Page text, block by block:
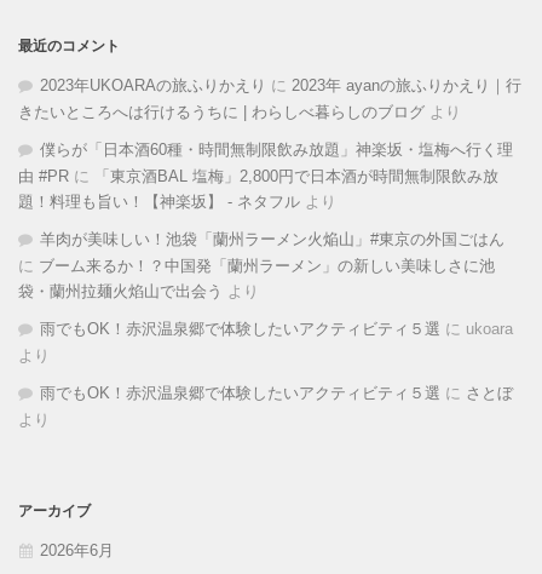
最近のコメント
2023年UKOARAの旅ふりかえり に 2023年 ayanの旅ふりかえり｜行
きたいところへは行けるうちに | わらしべ暮らしのブログ より
僕らが「日本酒60種・時間無制限飲み放題」神楽坂・塩梅へ行く理
由 #PR に
「東京酒BAL 塩梅」2,800円で日本酒が時間無制限飲み放
題！料理も旨い！【神楽坂】 - ネタフル より
羊肉が美味しい！池袋「蘭州ラーメン火焔山」#東京の外国ごはん
に ブーム来るか！？中国発「蘭州ラーメン」の新しい美味しさに池
袋・蘭州拉麺火焰山で出会う より
雨でもOK！赤沢温泉郷で体験したいアクティビティ５選 に ukoara
より
雨でもOK！赤沢温泉郷で体験したいアクティビティ５選 に さとぼ
より
アーカイブ
2026年6月